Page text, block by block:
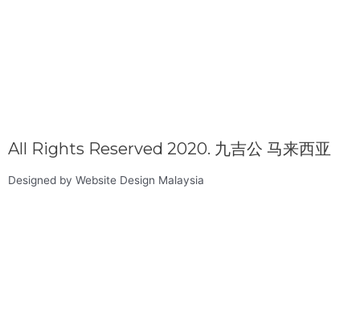
All Rights Reserved 2020. 九吉公 马来西亚
Designed by Website Design Malaysia